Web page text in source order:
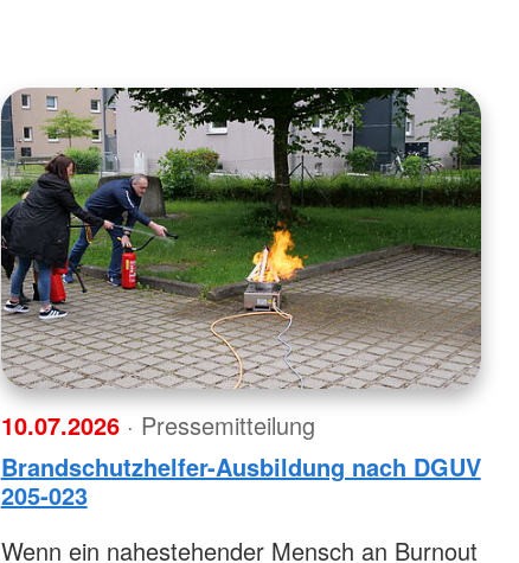
10.07.2026 · Pressemitteilung
Brandschutzhelfer-Ausbildung nach DGUV
205-023
Wenn ein nahestehender Mensch an Burnout